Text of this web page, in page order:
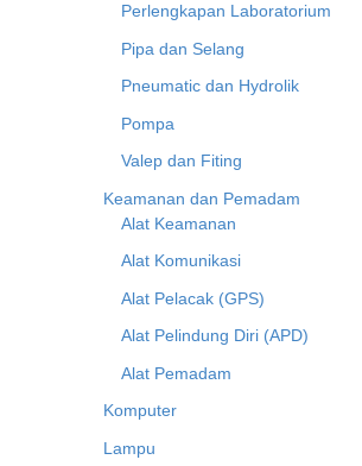
Perlengkapan Laboratorium
Pipa dan Selang
Pneumatic dan Hydrolik
Pompa
Valep dan Fiting
Keamanan dan Pemadam
Alat Keamanan
Alat Komunikasi
Alat Pelacak (GPS)
Alat Pelindung Diri (APD)
Alat Pemadam
Komputer
Lampu